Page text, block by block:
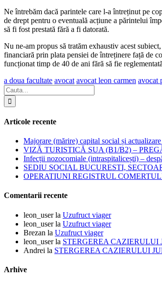
Ne întrebăm dacă parintele care l-a întreținut pe
de drept pentru o eventuală acțiune a părintelui
să fi fost prestată fără a fi datorată.
Nu ne-am propus să tratăm exhaustiv acest
financiară prin plata pensiei de întreținere față de
funcționat timp de 40 de ani fără să fie
a doua facultate avocat avocat leon carmen avocat
Articole recente
Majorare (mărire) capital social și
VIZĂ TURISTICĂ SUA (B1/B2) –
Infecții nozocomiale (intraspitalicești) –
SEDIU SOCIAL BUCURESTI,
OPERATIUNI REGISTRUL
Comentarii recente
leon_userla Uzufruct viager
leon_userla Uzufruct viager
Brezan la Uzufruct viager
leon_userla STERGEREA CAZIERULUI
Andrei la STERGEREA CAZIERULUI
Arhive